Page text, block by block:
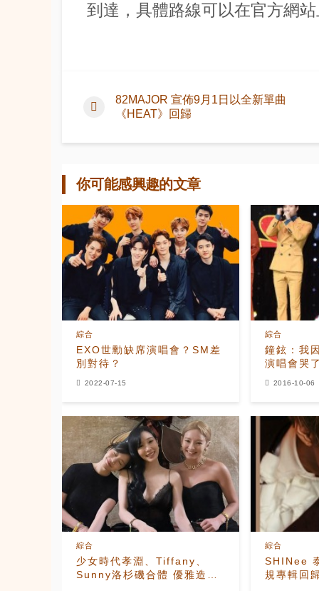
到達，具體路線可以在官方網
82MAJOR 宣佈9月1日以全新單曲
《HEAT》回歸
你可能感興趣的文章
EXO世勳缺席演唱會？SM差
別對待？
綜合
2022-07-15
鐘鉉：我
演唱會哭
綜合
2016-10-06
少女時代孝淵、Tiffany、
Sunny洛杉磯合體 優雅造型
綜合
SHINee
規專輯回
綜合